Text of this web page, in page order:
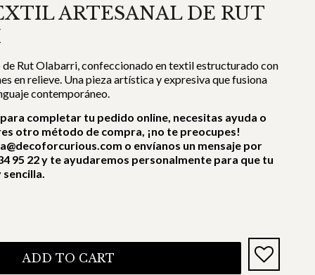
ARTESANAL DE RUT
de Rut Olabarri, confeccionado en textil estructurado con
en relieve. Una pieza artística y expresiva que fusiona
contemporáneo.
completar tu pedido online, necesitas ayuda o
otro método de compra, ¡no te preocupes!
o envíanos un mensaje por
95 22 y te ayudaremos personalmente para que tu
ADD TO CART